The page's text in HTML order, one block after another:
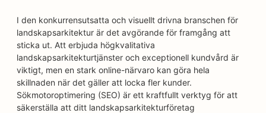
I den konkurrensutsatta och visuellt drivna branschen för
landskapsarkitektur är det avgörande för framgång att
sticka ut. Att erbjuda högkvalitativa
landskapsarkitekturtjänster och exceptionell kundvård är
viktigt, men en stark online-närvaro kan göra hela
skillnaden när det gäller att locka fler kunder.
Sökmotoroptimering (SEO) är ett kraftfullt verktyg för att
säkerställa att ditt landskapsarkitekturföretag